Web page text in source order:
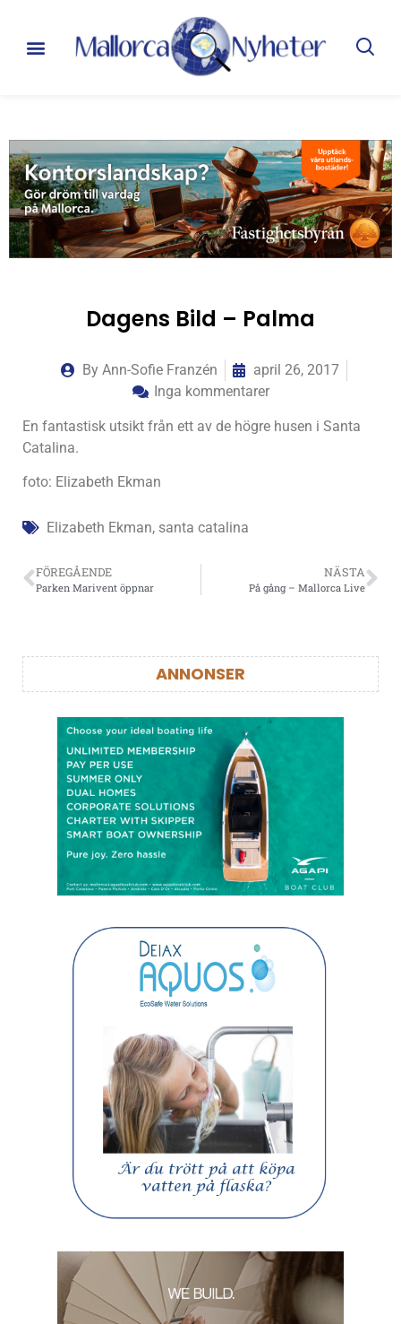
Dagens Bild – Palma
By Ann-Sofie Franzén
april 26, 2017
Inga kommentarer
En fantastisk utsikt från ett av de högre husen i Santa
Catalina.
foto: Elizabeth Ekman
Elizabeth Ekman, santa catalina
FÖREGÅENDE
Parken Marivent öppnar
NÄSTA
På gång – Mallorca Live
ANNONSER